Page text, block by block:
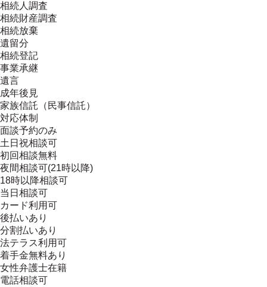
相続人調査
相続財産調査
相続放棄
遺留分
相続登記
事業承継
遺言
成年後見
家族信託（民事信託）
対応体制
面談予約のみ
土日祝相談可
初回相談無料
夜間相談可(21時以降)
18時以降相談可
当日相談可
カード利用可
後払いあり
分割払いあり
法テラス利用可
着手金無料あり
女性弁護士在籍
電話相談可